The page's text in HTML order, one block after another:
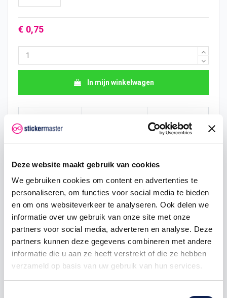
Deze website maakt gebruik van cookies
We gebruiken cookies om content en advertenties te
personaliseren, om functies voor social media te bieden
en om ons websiteverkeer te analyseren. Ook delen we
informatie over uw gebruik van onze site met onze
partners voor social media, adverteren en analyse. Deze
partners kunnen deze gegevens combineren met andere
informatie die u aan ze heeft verstrekt of die ze hebben
verzameld op basis van uw gebruik van hun services.
€ 0,75
In mijn winkelwagen
€ 0,29
100 € 0,14 € 60,75
1000 € 0,11 € 637,50